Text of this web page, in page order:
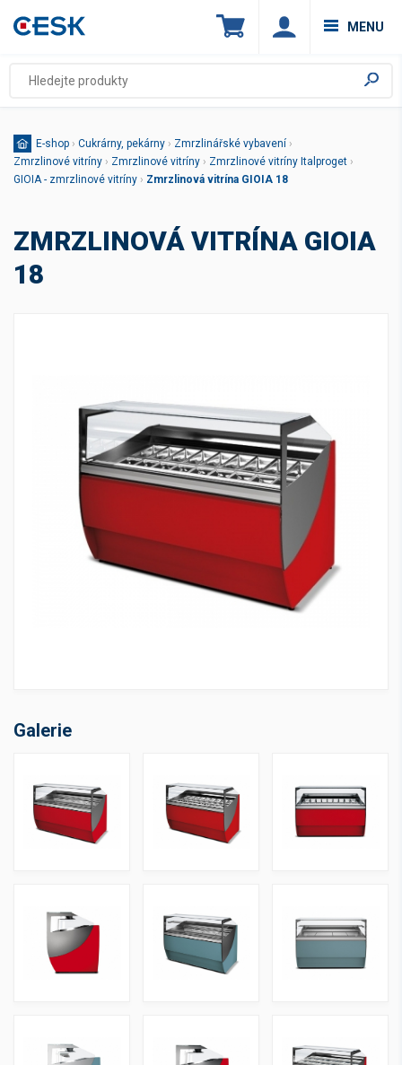
MENU
E-shop › Cukrárny, pekárny › Zmrzlinářské vybavení ›
Zmrzlinové vitríny › Zmrzlinové vitríny › Zmrzlinové vitríny Italproget ›
GIOIA - zmrzlinové vitríny › Zmrzlinová vitrína GIOIA 18
ZMRZLINOVÁ VITRÍNA GIOIA
18
Galerie